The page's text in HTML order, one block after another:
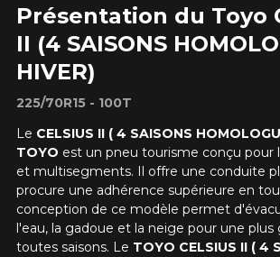
Présentation du Toyo
II (4 SAISONS
HIVER)
225/70R15 - 100T
Le CELSIUS II ( 4 SAISONS
TOYO est un pneu tourisme conçu pour
et multisegments. Il offre une conduite
procure une adhérence supérieure en
conception de ce modèle permet
l'eau, la gadoue et la neige pour une plus
toutes saisons. Le TOYO CELSIUS II ( 4